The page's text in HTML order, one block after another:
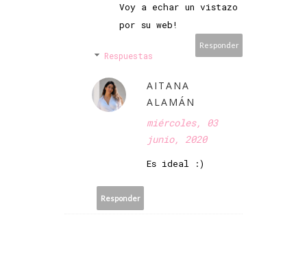
Voy a echar un vistazo
por su web!
Responder
Respuestas
AITANA
ALAMÁN
miércoles, 03
junio, 2020
Es ideal :)
Responder